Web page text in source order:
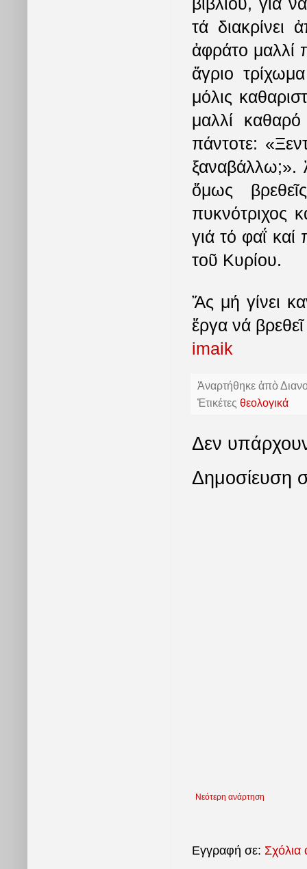
τά διακρίνει
ἀφράτο μαλλί
ἄγριο
μόλις
μαλλί
πάντοτε:
ξαναβάλλω;».
ὅμως
πυκνότριχος
γιά τό φαΐ
τοῦ Κυρίου.
Ἄς μή γίνει
ἔργα νά
imaik
Ἀναρτήθηκε ἀπὸ
Ἐτικέτες θεολογικά
Δεν
Δημοσίευση
Νεότερη ανάρτηση
Εγγραφή σε: